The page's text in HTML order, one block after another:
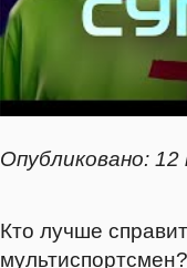
Опубликовано: 12
Кто лучше